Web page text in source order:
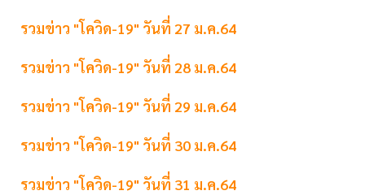
รวมข่าว "โควิด-19" วันที่ 27 ม.ค.64
รวมข่าว "โควิด-19" วันที่ 28 ม.ค.64
รวมข่าว "โควิด-19" วันที่ 29 ม.ค.64
รวมข่าว "โควิด-19" วันที่ 30 ม.ค.64
รวมข่าว "โควิด-19" วันที่ 31 ม.ค.64